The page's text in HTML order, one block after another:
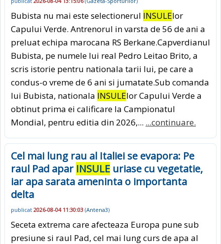
Bubista nu mai este selectionerul INSULElor
Capului Verde. Antrenorul in varsta de 56 de ani a
preluat echipa marocana RS Berkane.Capverdianul
Bubista, pe numele lui real Pedro Leitao Brito, a
scris istorie pentru nationala tarii lui, pe care a
condus-o vreme de 6 ani si jumatate.Sub comanda
lui Bubista, nationala INSULElor Capului Verde a
obtinut prima ei calificare la Campionatul
Mondial, pentru editia din 2026,... ...continuare.
Cel mai lung rau al Italiei se evapora: Pe
raul Pad apar INSULE uriase cu vegetatie,
iar apa sarata ameninta o importanta
delta
publicat 2026-08-04 11:30:03 (Antena3)
Seceta extrema care afecteaza Europa pune sub
presiune si raul Pad, cel mai lung curs de apa al